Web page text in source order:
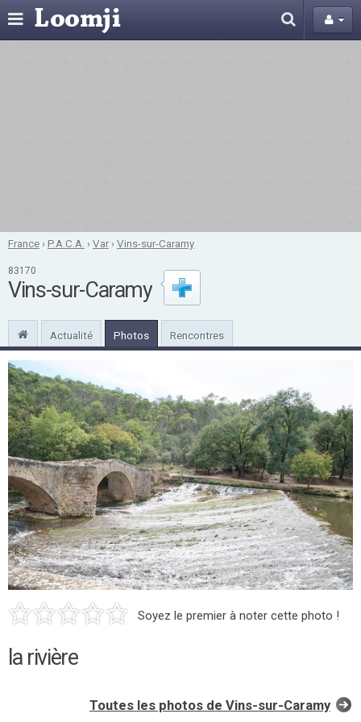
France ›P.A.C.A. ›Var›Vins-sur-Caramy
83170
Vins-sur-Caramy
Actualité Photos Rencontres
Soyez le premier à noter cette photo !
la rivière
Toutes les photos de Vins-sur-Caramy